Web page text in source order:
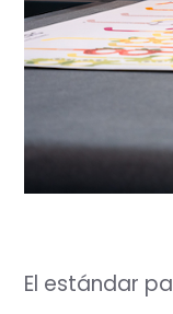
El estándar